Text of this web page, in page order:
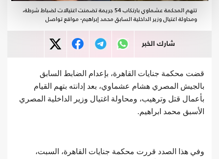
تتهم المحكمة عشماوي بارتكاب 54 جريمة تضمنت اغتيالات لضباط شرطة،
ومحاولة اغتيال وزير الداخلية السابق محمد إبراهيم- مواقع تواصل
شارك الخبر
قضت محكمة جنايات القاهرة، بإعدام الضابط السابق
بالجيش المصري هشام عشماوي، بعد إدانته بتهم القيام
بأعمال قتل وترهيب، ومحاولة اغتيال وزير الداخلية المصري
الأسبق محمد ابراهيم.
وفي هذا الصدد قررت محكمة جنايات القاهرة، السبت،